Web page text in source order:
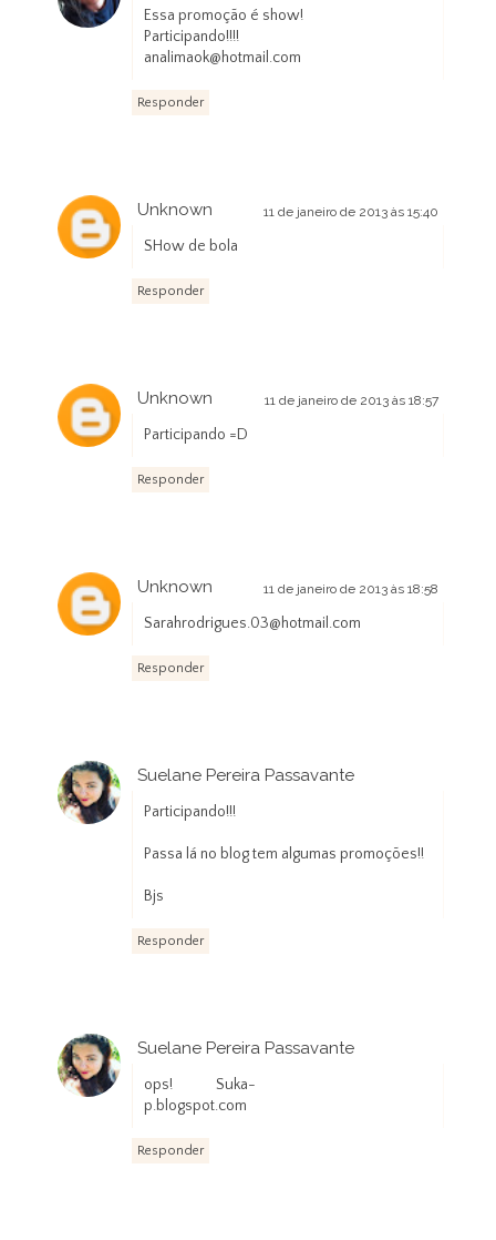
Essa promoção é show!
Participando!!!!
analimaok@hotmail.com
Responder
Unknown 11 de janeiro de 2013 às 15:40
SHow de bola
Responder
Unknown 11 de janeiro de 2013 às 18:57
Participando =D
Responder
Unknown 11 de janeiro de 2013 às 18:58
Sarahrodrigues.03@hotmail.com
Responder
Suelane Pereira Passavante
Participando!!!
Passa lá no blog tem algumas promoções!!
Bjs
Responder
Suelane Pereira Passavante
ops! Suka-
p.blogspot.com
Responder